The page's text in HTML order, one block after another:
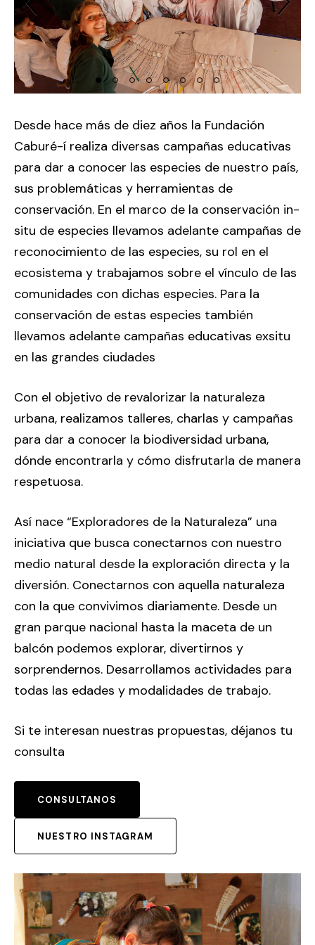
Previous Slide
Desde hace más de diez años la Fundación
Caburé-í realiza diversas campañas educativas
para dar a conocer las especies de nuestro país,
sus problemáticas y herramientas de
conservación. En el marco de la conservación in-
situ de especies llevamos adelante campañas de
reconocimiento de las especies, su rol en el
ecosistema y trabajamos sobre el vínculo de las
comunidades con dichas especies. Para la
conservación de estas especies también
llevamos adelante campañas educativas exsitu
en las grandes ciudades
Con el objetivo de revalorizar la naturaleza
urbana, realizamos talleres, charlas y campañas
para dar a conocer la biodiversidad urbana,
dónde encontrarla y cómo disfrutarla de manera
respetuosa.
Así nace “Exploradores de la Naturaleza” una
iniciativa que busca conectarnos con nuestro
medio natural desde la exploración directa y la
diversión. Conectarnos con aquella naturaleza
con la que convivimos diariamente. Desde un
gran parque nacional hasta la maceta de un
balcón podemos explorar, divertirnos y
sorprendernos. Desarrollamos actividades para
todas las edades y modalidades de trabajo.
Si te interesan nuestras propuestas, déjanos tu
consulta
CONSULTANOS
NUESTRO INSTAGRAM